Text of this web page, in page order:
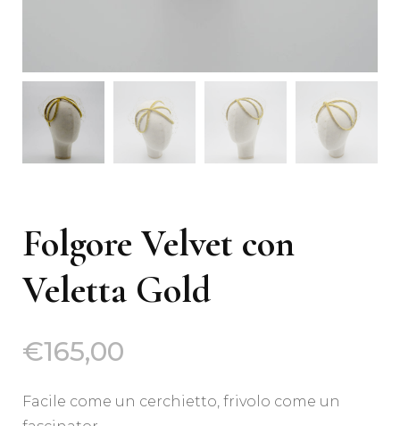
Folgore Velvet con
Veletta Gold
€165,00
Facile come un cerchietto, frivolo come un